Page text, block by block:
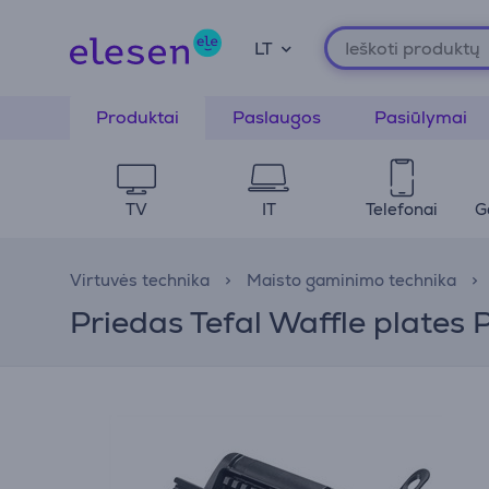
LT
Produktai Paslaugos Pasiūlymai
TV IT Telefonai
Virtuvės technika Maisto gaminimo technika
Priedas Tefal Waffle plates